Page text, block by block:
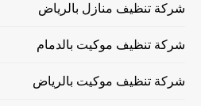
شركة تنظيف منازل بالرياض
شركة تنظيف موكيت بالدمام
شركة تنظيف موكيت بالرياض